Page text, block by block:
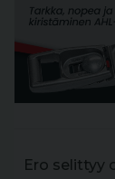
Ero selittyy